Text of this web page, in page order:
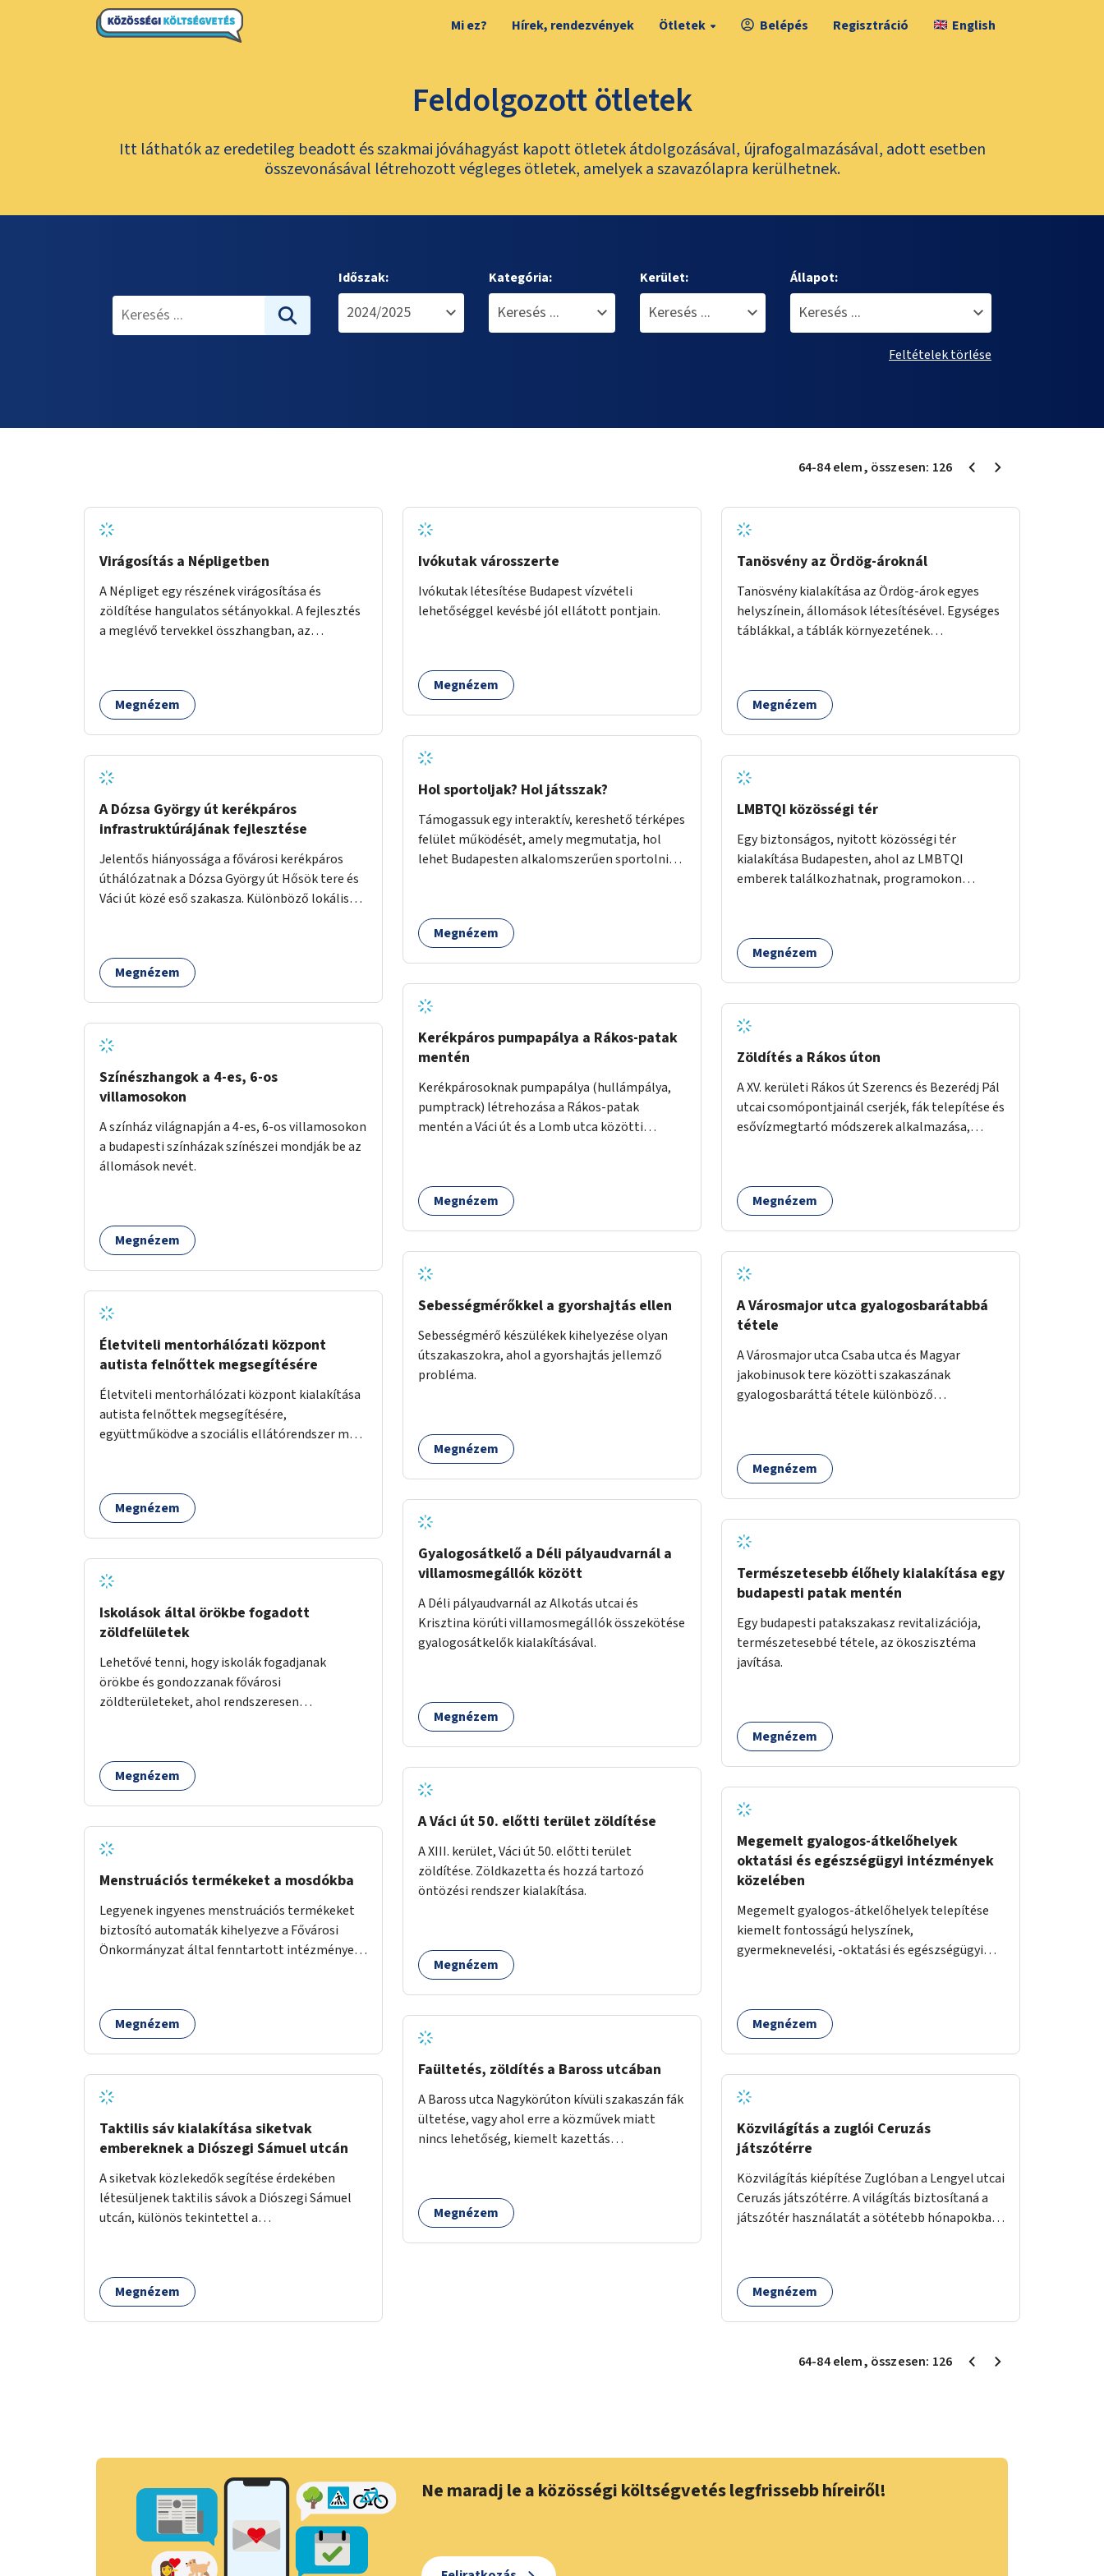
Mi ez? Hírek, rendezvények Ötletek Belépés Regisztráció English
Feldolgozott ötletek
Itt láthatók az eredetileg beadott és szakmai jóváhagyást kapott ötletek átdolgozásával, újrafogalmazásával, adott esetben
összevonásával létrehozott végleges ötletek, amelyek a szavazólapra kerülhetnek.
Időszak: Kategória: Kerület: Állapot:
Feltételek törlése
64-84elem, összesen: 126
Virágosítás a Népligetben
A Népliget egy részének virágosítása és
zöldítése hangulatos sétányokkal. A fejlesztés
a meglévő tervekkel összhangban, az
Megnézem
A Dózsa György út kerékpáros
infrastruktúrájának fejlesztése
Jelentős hiányossága a fővárosi kerékpáros
úthálózatnak a Dózsa György út Hősök tere és
Váci út közé eső szakasza. Különböző lokális
biztonsága már azt megelőzően, hogy
többéves távlatban sor kerülne az út teljes
Megnézem
Színészhangok a 4-es, 6-os
villamosokon
A színház világnapján a 4-es, 6-os villamosokon
a budapesti színházak színészei mondják be az
állomások nevét.
Megnézem
Életviteli mentorhálózati központ
autista felnőttek megsegítésére
Életviteli mentorhálózati központ kialakítása
autista felnőttek megsegítésére,
együttműködve a szociális ellátórendszer más
Megnézem
Iskolások által örökbe fogadott
zöldfelületek
Lehetővé tenni, hogy iskolák fogadjanak
örökbe és gondozzanak fővárosi
zöldterületeket, ahol rendszeresen
Megnézem
Menstruációs termékeket a mosdókba
Legyenek ingyenes menstruációs termékeket
biztosító automaták kihelyezve a Fővárosi
Önkormányzat által fenntartott intézmények
Megnézem
Taktilis sáv kialakítása siketvak
embereknek a Diószegi Sámuel utcán
A siketvak közlekedők segítése érdekében
létesüljenek taktilis sávok a Diószegi Sámuel
utcán, különös tekintettel a
Megnézem
Ivókutak városszerte
Ivókutak létesítése Budapest vízvételi
lehetőséggel kevésbé jól ellátott pontjain.
Megnézem
Hol sportoljak? Hol játsszak?
Támogassuk egy interaktív, kereshető térképes
felület működését, amely megmutatja, hol
lehet Budapesten alkalomszerűen sportolni
könnyen megtudhatja, hol tud a környékén
jógázni, bridzsezni, biliárdozni vagy
könnyen elérhetővé tegye a város közösségi
sport- és játéklehetőségeit bárki számára, egy
már meglévő, fejlesztett megoldás
fenntartásán keresztül.
Megnézem
Kerékpáros pumpapálya a Rákos-patak
mentén
Kerékpárosoknak pumpapálya (hullámpálya,
pumptrack) létrehozása a Rákos-patak
mentén a Váci út és a Lomb utca közötti
Megnézem
Sebességmérőkkel a gyorshajtás ellen
Sebességmérő készülékek kihelyezése olyan
útszakaszokra, ahol a gyorshajtás jellemző
probléma.
Megnézem
Gyalogosátkelő a Déli pályaudvarnál a
villamosmegállók között
A Déli pályaudvarnál az Alkotás utcai és
Krisztina körúti villamosmegállók összekötése
gyalogosátkelők kialakításával.
Megnézem
A Váci út 50. előtti terület zöldítése
A XIII. kerület, Váci út 50. előtti terület
zöldítése. Zöldkazetta és hozzá tartozó
öntözési rendszer kialakítása.
Megnézem
Faültetés, zöldítés a Baross utcában
A Baross utca Nagykörúton kívüli szakaszán fák
ültetése, vagy ahol erre a közművek miatt
nincs lehetőség, kiemelt kazettás
Megnézem
Tanösvény az Ördög-ároknál
Tanösvény kialakítása az Ördög-árok egyes
helyszínein, állomások létesítésével. Egységes
táblákkal, a táblák környezetének
Megnézem
LMBTQI közösségi tér
Egy biztonságos, nyitott közösségi tér
kialakítása Budapesten, ahol az LMBTQI
emberek találkozhatnak, programokon
csoportfoglalkozásoknak, kulturális
eseményeknek és civil szervezetek
Megnézem
Zöldítés a Rákos úton
A XV. kerületi Rákos út Szerencs és Bezerédj Pál
utcai csomópontjainál cserjék, fák telepítése és
esővízmegtartó módszerek alkalmazása,
Megnézem
A Városmajor utca gyalogosbarátabbá
tétele
A Városmajor utca Csaba utca és Magyar
jakobinusok tere közötti szakaszának
gyalogosbaráttá tétele különböző
van), figyelembe véve a kerékpáros közlekedés
biztonságát is.
Megnézem
Természetesebb élőhely kialakítása egy
budapesti patak mentén
Egy budapesti patakszakasz revitalizációja,
természetesebbé tétele, az ökoszisztéma
javítása.
Megnézem
Megemelt gyalogos-átkelőhelyek
oktatási és egészségügyi intézmények
közelében
Megemelt gyalogos-átkelőhelyek telepítése
kiemelt fontosságú helyszínek,
gyermeknevelési, -oktatási és egészségügyi
Megnézem
Közvilágítás a zuglói Ceruzás
játszótérre
Közvilágítás kiépítése Zuglóban a Lengyel utcai
Ceruzás játszótérre. A világítás biztosítaná a
játszótér használatát a sötétebb hónapokban,
Megnézem
64-84elem, összesen: 126
Ne maradj le a közösségi költségvetés legfrissebb híreiről!